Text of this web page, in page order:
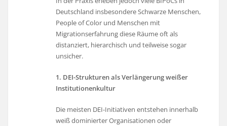
Deutschland insbesondere Schwarze Menschen,
People of Color und Menschen mit
Migrationserfahrung diese Räume oft als
distanziert, hierarchisch und teilweise sogar
unsicher.
1. DEI-Strukturen als Verlängerung weißer
Institutionenkultur
Die meisten DEI-Initiativen entstehen innerhalb
weiß dominierter Organisationen oder